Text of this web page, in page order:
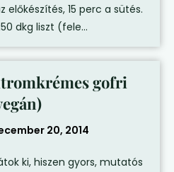
előkészítés, 15 perc a sütés.
dkg liszt (fele...
gofri
20, 2014
ki, hiszen gyors, mutatós